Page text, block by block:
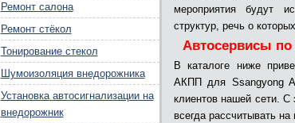
мероприятия будут
структур, речь о
Автосервисы
В каталоге ниже
АКПП для Ssangyong
клиентов нашей сети. С
всегда рассчитывать
Ремонт салона
Ремонт стёкол
Тонирование стекол
Шумоизоляция внедорожника
Установка автосигнализации на
внедорожник